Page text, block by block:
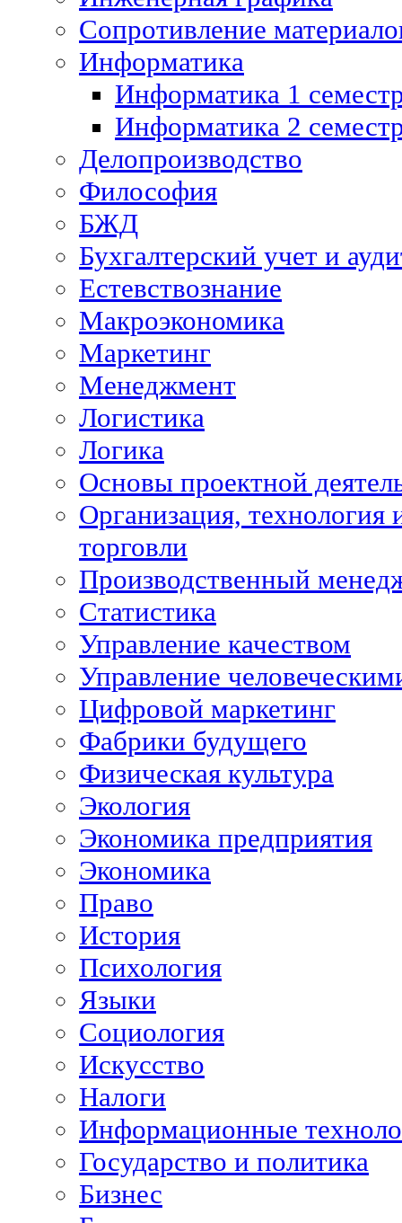
Сопротивление
Информатика
Информатика 1
Информатика 2
Делопроизводство
Философия
БЖД
Бухгалтерский учет и
Естевствознание
Макроэкономика
Маркетинг
Менеджмент
Логистика
Логика
Основы проектной
Организация, технология
торговли
Производственный
Статистика
Управление качеством
Управление
Цифровой маркетинг
Фабрики будущего
Физическая культура
Экология
Экономика предприятия
Экономика
Право
История
Психология
Языки
Социология
Искусство
Налоги
Информационные
Государство и политика
Бизнес